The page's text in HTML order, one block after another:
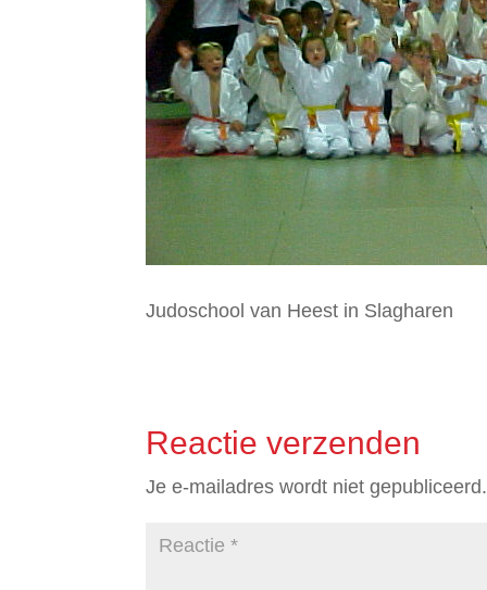
Judoschool van Heest in Slagharen
Reactie verzenden
Je e-mailadres wordt niet gepubliceerd.